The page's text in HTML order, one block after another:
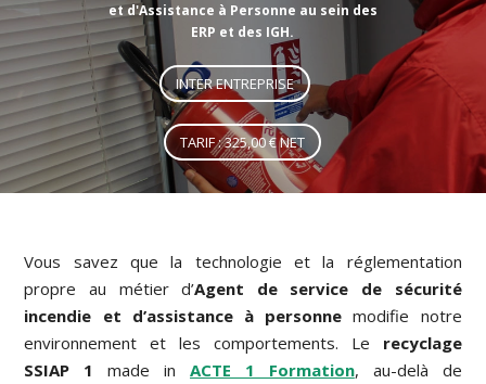
et d'Assistance à Personne au sein des
ERP et des IGH.
INTER ENTREPRISE
TARIF : 325,00 € NET
Vous savez que la technologie et la réglementation
propre au métier d’Agent de service de sécurité
incendie et d’assistance à personne modifie notre
environnement et les comportements. Le recyclage
SSIAP 1
made inACTE 1 Formation, au-delà de